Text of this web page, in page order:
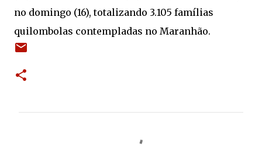
no domingo (16), totalizando 3.105 famílias
quilombolas contempladas no Maranhão.